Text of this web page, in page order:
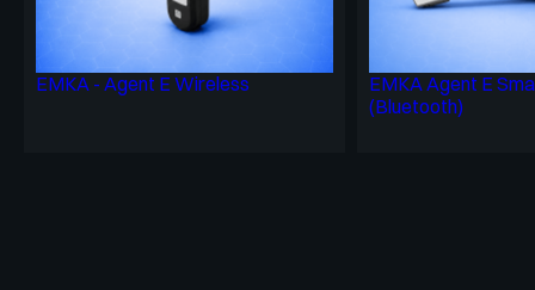
EMKA - Agent E Wireless
EMKA Agent E
(Bluetooth)